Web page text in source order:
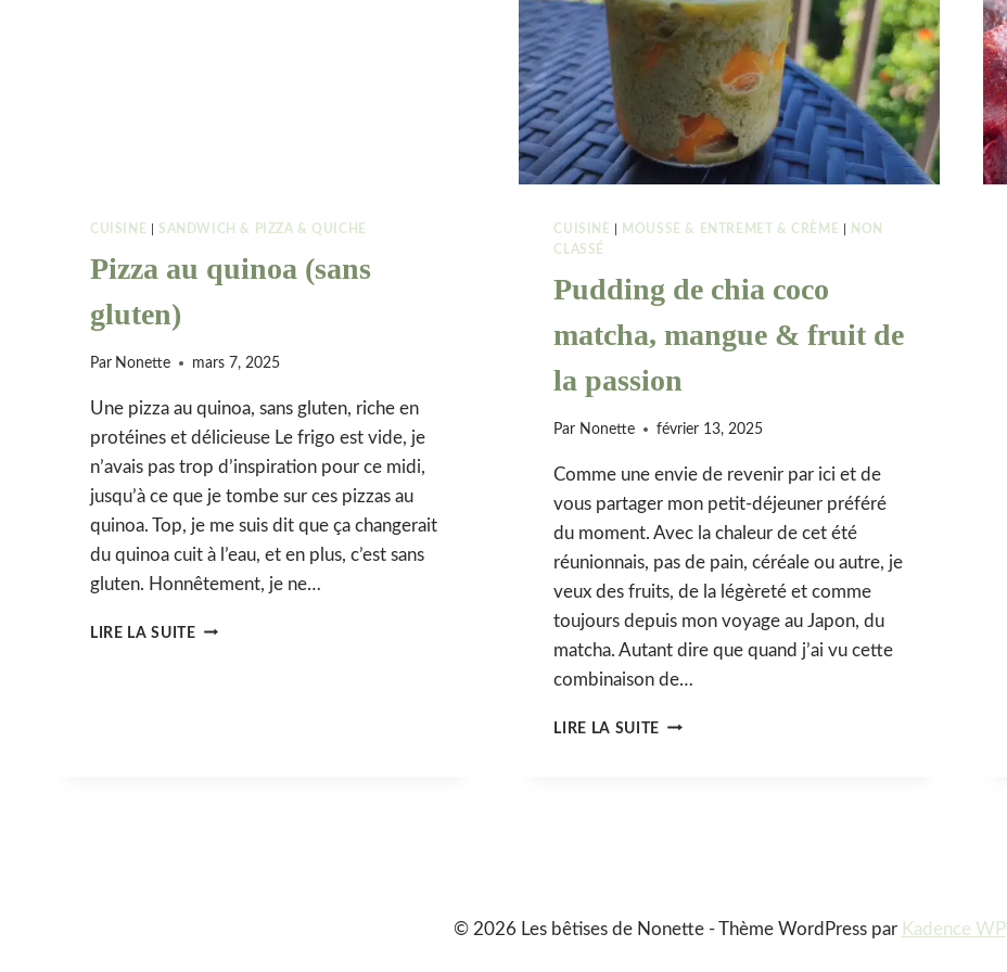
CUISINE SANDWICH & PIZZA & QUICHE
Pizza au quinoa (sans
gluten)
Par Nonette mars 7, 2025
Une pizza au quinoa, sans gluten, riche en
protéines et délicieuse Le frigo est vide, je
n’avais pas trop d’inspiration pour ce midi,
jusqu’à ce que je tombe sur ces pizzas au
quinoa. Top, je me suis dit que ça changerait
du quinoa cuit à l’eau, et en plus, c’est sans
gluten. Honnêtement, je ne…
LIRE LA SUITEPIZZA
CUISINE MOUSSE & ENTREMET & CRÈME
NON
CLASSÉ
Pudding de chia coco
matcha, mangue & fruit de
la passion
Par Nonette février 13, 2025
Comme une envie de revenir par ici et de
vous partager mon petit-déjeuner préféré
du moment. Avec la chaleur de cet été
réunionnais, pas de pain, céréale ou autre, je
veux des fruits, de la légèreté et comme
toujours depuis mon voyage au Japon, du
matcha. Autant dire que quand j’ai vu cette
combinaison de…
LIRE LA SUITE PUDDING
LA
© 2026 Les bêtises de Nonette - Thème WordPress par Kadence WP